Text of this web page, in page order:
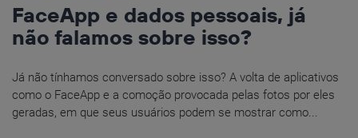
FaceApp e dados pessoais, já
não falamos sobre isso?
Já não tínhamos conversado sobre isso? A volta de aplicativos
como o FaceApp e a comoção provocada pelas fotos por eles
geradas, em que seus usuários podem se mostrar como...